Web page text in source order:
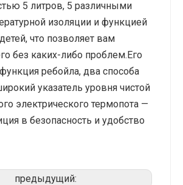
5 литров, 5 различными
изоляции и функцией
что позволяет вам
без каких-либо проблем.Его
ребойла, два способа
указатель уровня чистой
электрического термопота —
в безопасность и удобство
предыдущий: